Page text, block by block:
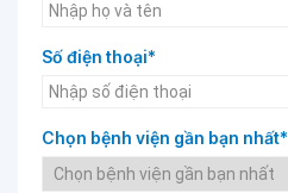
Số điện thoại*
Chọn bệnh viện gần bạn nhất*